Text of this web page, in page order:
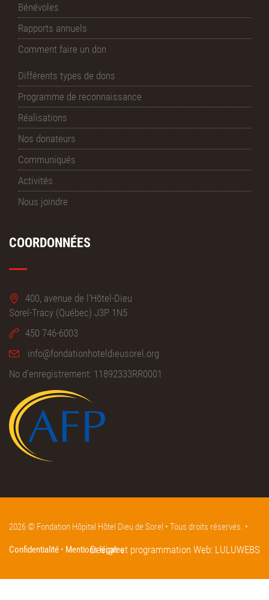
Bénévoles
Rapports annuels
Comment faire un don
Différents types de dons
Programme de reconnaissance
Réalisations
Nos donateurs
Communiqués
Activités
Nous joindre
COORDONNÉES
400, avenue de l'Hôtel-Dieu
Sorel-Tracy (Québec) J3P 1N5
450 746-6003
info@fondationhoteldieusorel.org
No d'enregistrement: 11892333RR0001
2026 © Fondation Hôpital Hôtel Dieu de Sorel • Tous droits réservés. •
Confidentialité • Mentions légales
Design et programmation Web: LULUWEBS